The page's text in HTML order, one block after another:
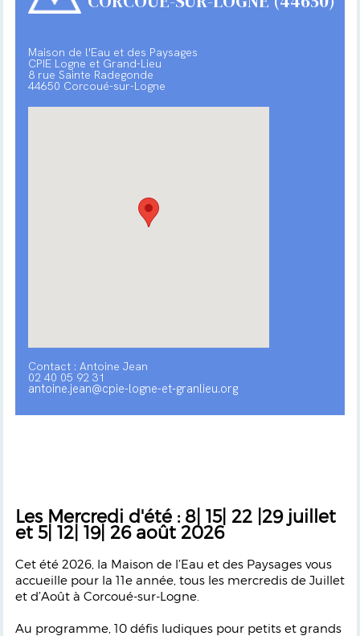
Maison de l'Eau et des Paysages
CPIE Logne et Grand-Lieu
8 rue Sainte Radegonde
44650 Corcoué-sur-Logne
Contact : Antoine Jean
02 40 05 92 31
antoine.jean@cpie-logne-et-granlieu.org
Les Mercredi d'été : 8| 15| 22 |29 juillet
et 5| 12| 19| 26 août 2026
Cet été 2026, la Maison de l’Eau et des Paysages vous
accueille pour la 11e année, tous les mercredis de Juillet
et d’Août à Corcoué-sur-Logne.
Au programme, 10 défis ludiques pour petits et grands